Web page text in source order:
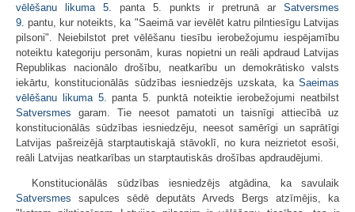
vēlēšanu likuma
5. panta 5. punkts ir pretrunā ar Satversmes
9. pantu, kur noteikts, ka "Saeimā var ievēlēt katru pilntiesīgu Latvijas
pilsoni". Neiebilstot pret vēlēšanu tiesību ierobežojumu iespējamību
noteiktu kategoriju personām, kuras nopietni un reāli apdraud Latvijas
Republikas nacionālo drošību, neatkarību un demokrātisko valsts
iekārtu, konstitucionālās sūdzības iesniedzējs uzskata, ka Saeimas
vēlēšanu likuma 5. panta 5. punktā noteiktie ierobežojumi neatbilst
Satversmes garam. Tie neesot pamatoti un taisnīgi attiecībā uz
konstitucionālās sūdzības iesniedzēju, neesot samērīgi un saprātīgi
Latvijas pašreizējā starptautiskajā stāvoklī, no kura neizrietot esoši,
reāli Latvijas neatkarības un starptautiskās drošības apdraudējumi.
Konstitucionālās sūdzības iesniedzējs atgādina, ka savulaik
Satversmes sapulces sēdē deputāts Arveds Bergs atzīmējis, ka